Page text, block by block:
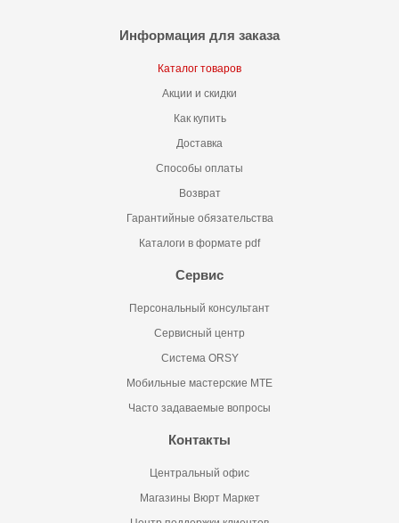
Информация для заказа
Каталог товаров
Акции и скидки
Как купить
Доставка
Способы оплаты
Возврат
Гарантийные обязательства
Каталоги в формате pdf
Сервис
Персональный консультант
Сервисный центр
Система ORSY
Мобильные мастерские MTE
Часто задаваемые вопросы
Контакты
Центральный офис
Магазины Вюрт Маркет